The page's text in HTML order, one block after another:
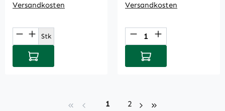
Versandkosten
Produkt Anzahl: Gib den gewünschten
Stk
In den Warenkorb
Versandkosten
Produkt Anzahl:
In den Warenkorb
Seite
1 Seite
2